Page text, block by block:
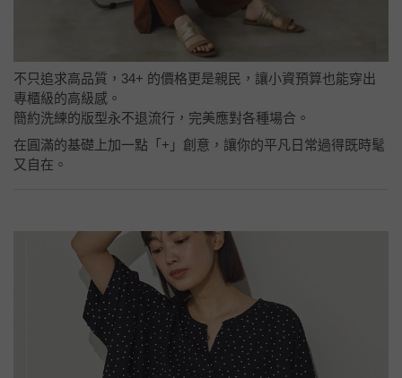
不只追求高品質，34+ 的價格更是親民，讓小資預算也能穿出
專櫃級的高級感。
簡約洗練的版型永不退流行，完美應對各種場合。
在圓滿的基礎上加一點「+」創意，讓你的平凡日常過得既時髦
又自在。